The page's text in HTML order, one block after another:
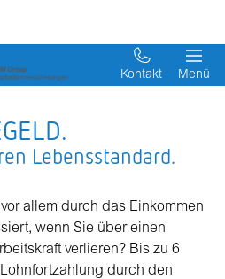
Kontakt Menü
Lebensstandard.
allem durch das Einkommen
wenn Sie über einen
verlieren? Bis zu 6
durch den